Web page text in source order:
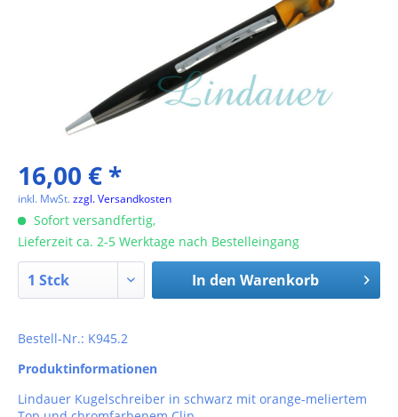
16,00 € *
inkl. MwSt.zzgl. Versandkosten
Sofort versandfertig,
Lieferzeit ca. 2-5 Werktage nach Bestelleingang
In den Warenkorb
Bestell-Nr.: K945.2
Produktinformationen
Lindauer Kugelschreiber in schwarz mit orange-meliertem